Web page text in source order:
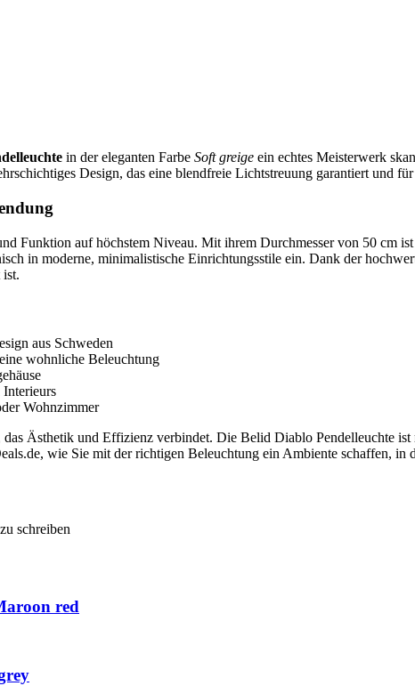
in der eleganten Farbe Soft greige ein echtes Meisterwerk
Design, das eine blendfreie Lichtstreuung garantiert und
Funktion auf höchstem Niveau. Mit ihrem Durchmesser von 50 cm
in moderne, minimalistische Einrichtungsstile ein. Dank der
aus Schweden
wohnliche Beleuchtung
Wohnzimmer
das Ästhetik und Effizienz verbindet. Die Belid Diablo Pendelleuchte
wie Sie mit der richtigen Beleuchtung ein Ambiente schaffen, in
schreiben
red